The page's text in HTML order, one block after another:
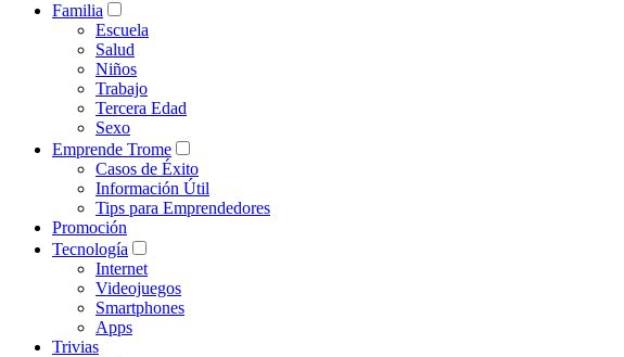
Familia
Escuela
Salud
Niños
Trabajo
Tercera Edad
Sexo
Emprende Trome
Casos de Éxito
Información Útil
Tips para Emprendedores
Promoción
Tecnología
Internet
Videojuegos
Smartphones
Apps
Trivias